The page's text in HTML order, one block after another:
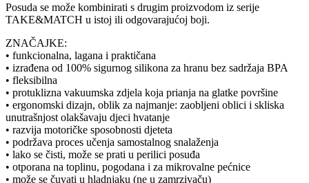
Posuda se može kombinirati s drugim proizvodom iz serije
TAKE&MATCH u istoj ili odgovarajućoj boji.
ZNAČAJKE:
• funkcionalna, lagana i praktičana
• izrađena od 100% sigurnog silikona za hranu bez sadržaja BPA
• fleksibilna
• protuklizna vakuumska zdjela koja prianja na glatke površine
• ergonomski dizajn, oblik za najmanje: zaobljeni oblici i skliska
unutrašnjost olakšavaju djeci hvatanje
• razvija motoričke sposobnosti djeteta
• podržava proces učenja samostalnog snalaženja
• lako se čisti, može se prati u perilici posuđa
• otporana na toplinu, pogodana i za mikrovalne pećnice
• može se čuvati u hladnjaku (ne u zamrzivaču)